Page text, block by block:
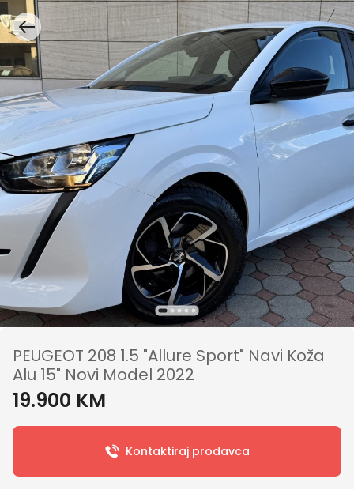
PEUGEOT 208 1.5 "Allure Sport" Navi Koža
Alu 15" Novi Model 2022
19.900 KM
Kontaktiraj prodavca